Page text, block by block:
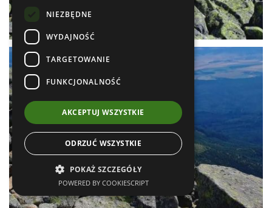
NIEZBĘDNE
WYDAJNOŚĆ
TARGETOWANIE
FUNKCJONALNOŚĆ
AKCEPTUJ WSZYSTKIE
ODRZUĆ WSZYSTKIE
POKAŻ SZCZEGÓŁY
POWERED BY COOKIESCRIPT